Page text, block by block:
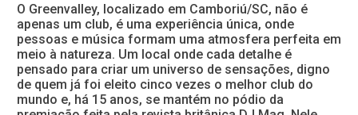
O Greenvalley, localizado em Camboriú/SC, não é
apenas um club, é uma experiência única, onde
pessoas e música formam uma atmosfera perfeita em
meio à natureza. Um local onde cada detalhe é
pensado para criar um universo de sensações, digno
de quem já foi eleito cinco vezes o melhor club do
mundo e, há 15 anos, se mantém no pódio da